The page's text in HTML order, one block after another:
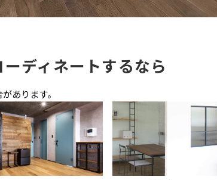
ディネートするなら
あります。